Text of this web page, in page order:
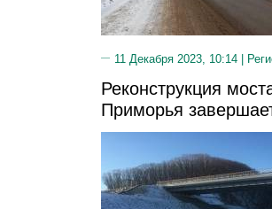
11 Декабря 2023, 10:14 |
Реконструкция
Приморья